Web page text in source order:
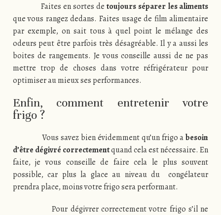
Faites en sortes de toujours séparer les aliments
que vous rangez dedans. Faites usage de film alimentaire
par exemple, on sait tous à quel point le mélange des
odeurs peut être parfois très désagréable. Il y a aussi les
boites de rangements. Je vous conseille aussi de ne pas
mettre trop de choses dans votre réfrigérateur pour
optimiser au mieux ses performances.
Enfin, comment entretenir votre
frigo ?
Vous savez bien évidemment qu’un frigo abesoin
d’être dégivré correctementquand cela est nécessaire. En
faite, je vous conseille de faire cela le plus souvent
possible, car plus la glace au niveau du congélateur
prendra place, moins votre frigo sera performant.
Pour dégivrer correctement votre frigo s’il ne